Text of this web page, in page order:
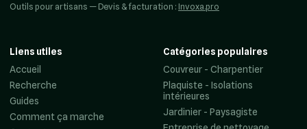
Outils pour artisans — Devis & facturation : Invoxa.pro
Liens utiles
Accueil
Recherche
Guides
Comment ça marche
Catégories populaires
Couvreur - Charpentier
Plaquiste - Isolations
intérieures
Jardinier - Paysagiste